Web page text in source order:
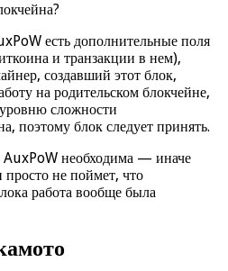
есть дополнительные поля
и транзакции в нем),
создавший этот блок,
на родительском блокчейне,
уровню сложности
поэтому блок следует принять.
необходима — иначе
не поймет, что
работа вообще была